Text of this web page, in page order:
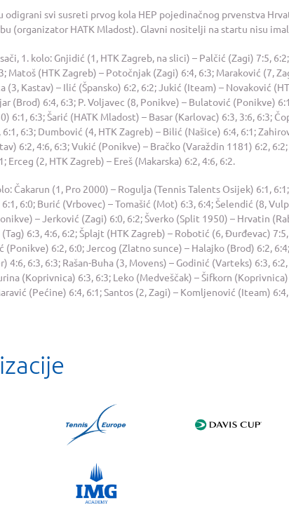
odigrani svi susreti prvog kola HEP pojedinačnog prvenstva
(organizator HATK Mladost). Glavni nositelji na startu nisu
1. kolo: Gnjidić (1, HTK Zagreb, na slici) – Palčić (Zagi) 7:5,
Matoš (HTK Zagreb) – Potočnjak (Zagi) 6:4, 6:3; Maraković (7,
(3, Kastav) – Ilić (Špansko) 6:2, 6:2; Jukić (Iteam) – Novaković
(Brod) 6:4, 6:3; P. Voljavec (8, Ponikve) – Bulatović (Ponikve)
6:1, 6:3; Šarić (HATK Mladost) – Basar (Karlovac) 6:3, 3:6, 6:3;
6:3; Dumbović (4, HTK Zagreb) – Bilić (Našice) 6:4, 6:1;
6:2, 4:6, 6:3; Vukić (Ponikve) – Bračko (Varaždin 1181) 6:2,
Erceg (2, HTK Zagreb) – Ereš (Makarska) 6:2, 4:6, 6:2.
Čakarun (1, Pro 2000) – Rogulja (Tennis Talents Osijek) 6:1,
6:0; Burić (Vrbovec) – Tomašić (Mot) 6:3, 6:4; Šelendić (8,
– Jerković (Zagi) 6:0, 6:2; Šverko (Split 1950) – Hrvatin
6:3, 4:6, 6:2; Šplajt (HTK Zagreb) – Robotić (6, Đurđevac) 7:5,
(Ponikve) 6:2, 6:0; Jercog (Zlatno sunce) – Halajko (Brod) 6:2,
4:6, 6:3, 6:3; Rašan-Buha (3, Movens) – Godinić (Varteks) 6:3,
(Koprivnica) 6:3, 6:3; Leko (Medveščak) – Šifkorn (Koprivnica)
(Pećine) 6:4, 6:1; Santos (2, Zagi) – Komljenović (Iteam)